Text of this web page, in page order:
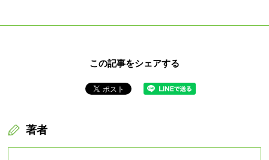
この記事をシェアする
著者